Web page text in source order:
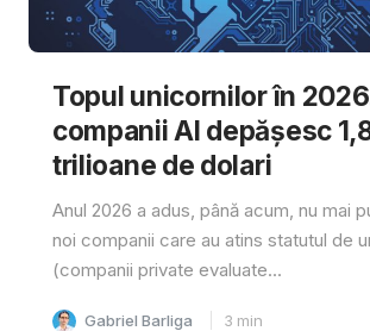
Topul unicornilor în
companii AI depășesc
trilioane de dolari
Anul 2026 a adus, până acum, nu mai
noi companii care au atins statutul de
(companii private evaluate...
Gabriel Barliga 3 min